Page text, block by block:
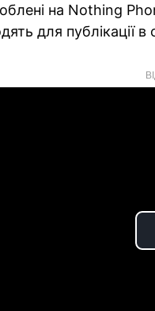
на Nothing
для публікації